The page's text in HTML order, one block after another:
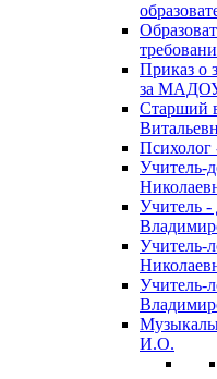
Приказ о
за МАДОУ
Старший
Психолог
Учитель-
Учитель -
Учитель-
Учитель-
И.О.